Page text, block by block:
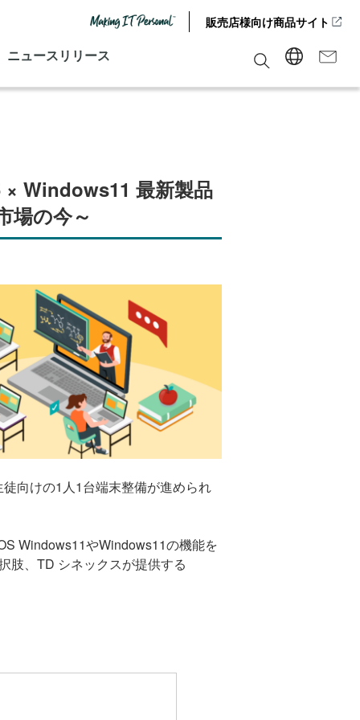
販売店様向け商品サイト
ニュースリリース
× Windows11 最新製品
場の今～
向けの1人1台端末整備が進められ
Windows11やWindows11の機能を
肢、TD シネックスが提供する